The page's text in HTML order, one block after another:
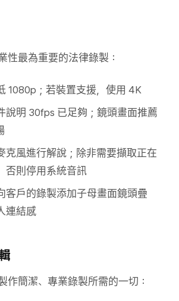
性最為重要的法律錄製：
1080p；若裝置支援，使用 4K
說明 30fps 已足夠；鏡頭畫面推薦
克風進行解說；除非需要擷取正在
否則停用系統音訊
客戶的錄製添加子母畫面鏡頭疊
連結感
作簡潔、專業錄製所需的一切：